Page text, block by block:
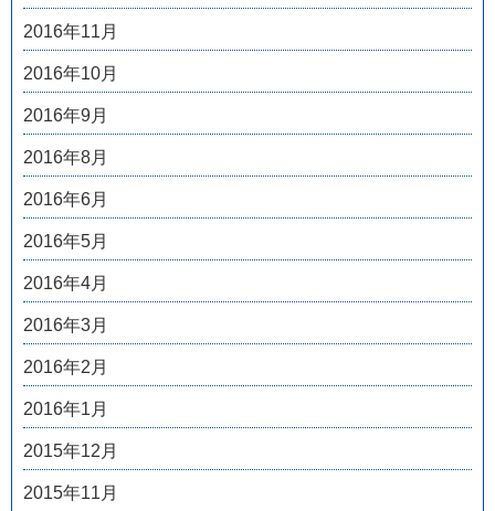
2016年11月
2016年10月
2016年9月
2016年8月
2016年6月
2016年5月
2016年4月
2016年3月
2016年2月
2016年1月
2015年12月
2015年11月